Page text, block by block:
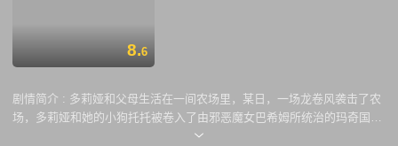
8.6
剧情简介 : 多莉娅和父母生活在一间农场里，某日，一场龙卷风袭击了农
场，多莉娅和她的小狗托托被卷入了由邪恶魔女巴希姆所统治的玛奇国
中，她想要回家，想要回到爸爸妈妈的身边，然而，巴希姆却不同意，并